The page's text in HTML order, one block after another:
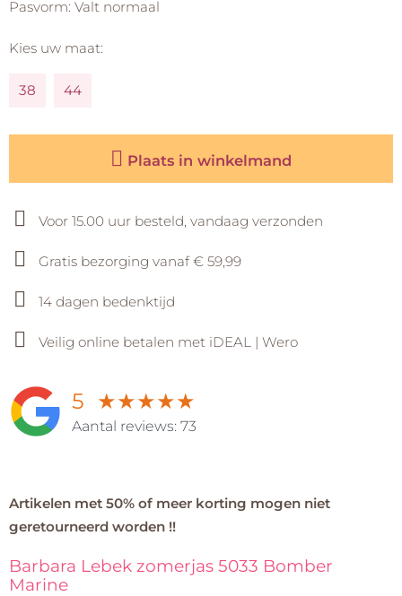
Pasvorm: Valt normaal
Kies uw maat:
38 44
Plaats in winkelmand
Voor 15.00 uur besteld, vandaag verzonden
Gratis bezorging vanaf € 59,99
14 dagen bedenktijd
Veilig online betalen met iDEAL | Wero
5 ★★★★★
Aantal reviews: 73
Artikelen met 50% of meer korting mogen niet
geretourneerd worden !!
Barbara Lebek zomerjas 5033 Bomber
Marine